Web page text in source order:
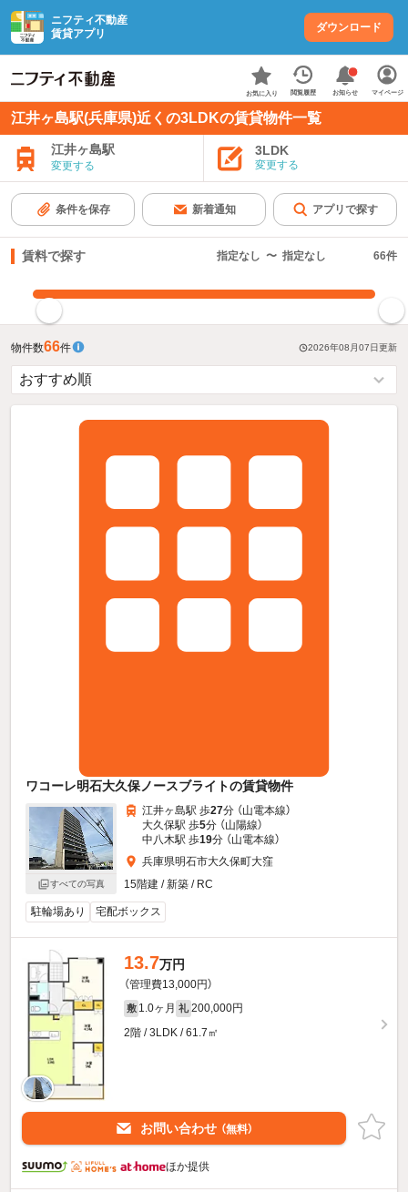
ニフティ不動産
賃貸アプリ
ダウンロード
お気に入り 閲覧履歴 お知らせ マイページ
江井ヶ島駅(兵庫県)近くの3LDKの賃貸物件一覧
江井ヶ島駅
変更する
3LDK
変更する
条件を保存 新着通知 アプリで探す
賃料で探す 指定なし 〜 指定なし 66件
物件数66件 2026年08月07日更新
ワコーレ明石大久保ノースブライトの賃貸物件
すべての写真
江井ヶ島駅 歩27分 （山電本線）
大久保駅 歩5分 （山陽線）
中八木駅 歩19分 （山電本線）
兵庫県明石市大久保町大窪
15階建 / 新築 / RC
駐輪場あり 宅配ボックス
13.7万円
（管理費13,000円）
敷 1.0ヶ月 礼 200,000円
2階 / 3LDK / 61.7㎡
お問い合わせ （無料）
ほか提供